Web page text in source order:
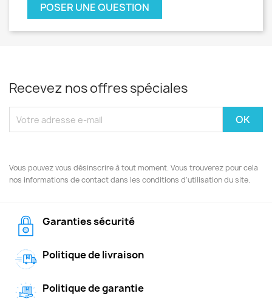
POSER UNE QUESTION
Recevez nos offres spéciales
Vous pouvez vous désinscrire à tout moment. Vous trouverez pour cela
nos informations de contact dans les conditions d'utilisation du site.
Garanties sécurité
Politique de livraison
Politique de garantie